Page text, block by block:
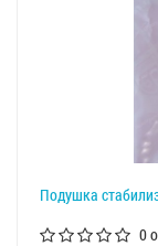
Подушка
0